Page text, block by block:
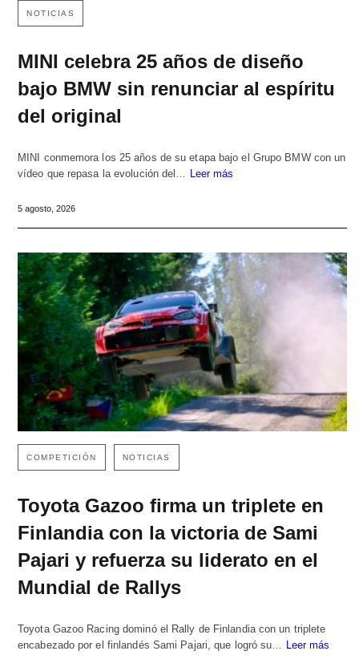
NOTICIAS
MINI celebra 25 años de diseño
bajo BMW sin renunciar al espíritu
del original
MINI conmemora los 25 años de su etapa bajo el Grupo BMW con un
vídeo que repasa la evolución del… Leer más
5 agosto, 2026
COMPETICIÓN NOTICIAS
Toyota Gazoo firma un triplete en
Finlandia con la victoria de Sami
Pajari y refuerza su liderato en el
Mundial de Rallys
Toyota Gazoo Racing dominó el Rally de Finlandia con un triplete
encabezado por el finlandés Sami Pajari, que logró su…
Leer más